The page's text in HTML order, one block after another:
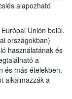
alapozható
Unión belül.
országokban)
használatának és
a
és más ételekben.
alkalmazzák a